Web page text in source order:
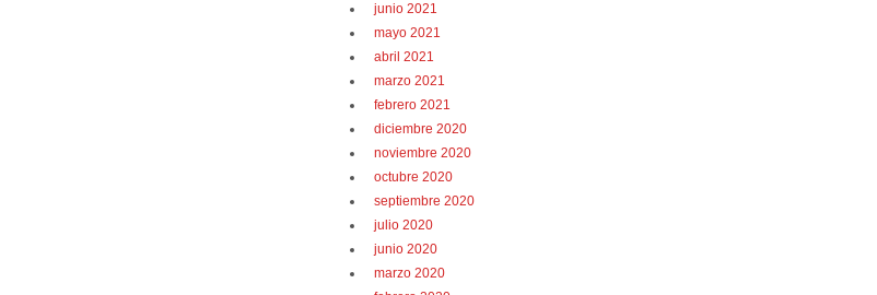
junio 2021
mayo 2021
abril 2021
marzo 2021
febrero 2021
diciembre 2020
noviembre 2020
octubre 2020
septiembre 2020
julio 2020
junio 2020
marzo 2020